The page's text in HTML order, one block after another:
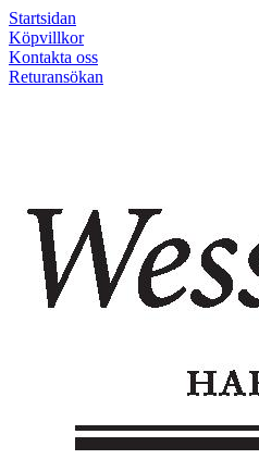
Startsidan
Köpvillkor
Kontakta oss
Returansökan